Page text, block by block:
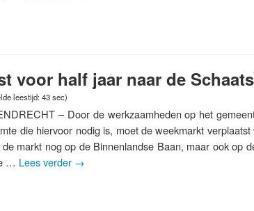
voor half jaar naar de
leestijd: 43 sec)
– Door de werkzaamheden op het
die hiervoor nodig is, moet de weekmarkt
markt nog op de Binnenlandse Baan, maar ook op
… Lees verder →